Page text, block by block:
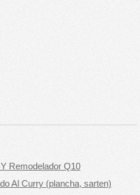
Remodelador Q10
Al Curry (plancha, sarten)